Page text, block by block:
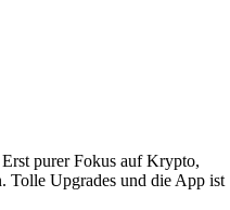
purer Fokus auf Krypto,
Tolle Upgrades und die App ist